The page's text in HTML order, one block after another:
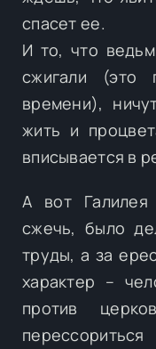
спасет ее.
И то, что
сжигали (это
времени),
жить и
вписывается в
А вот Галилея
сжечь, было
труды, а за
характер –
против